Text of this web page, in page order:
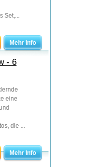
Set,...
Mehr Info
- 6
eine
die ...
Mehr Info